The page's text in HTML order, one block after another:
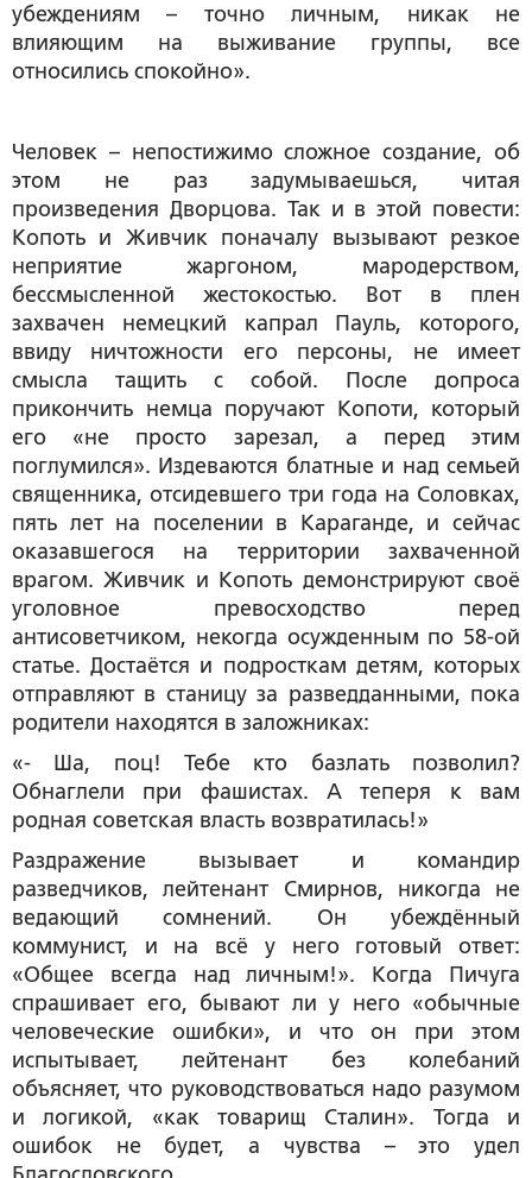
убеждениям – точно личным, никак не
влияющим на выживание группы, все
относились спокойно».
Человек – непостижимо сложное создание, об
этом не раз задумываешься, читая
произведения Дворцова. Так и в этой повести:
Копоть и Живчик поначалу вызывают резкое
неприятие жаргоном, мародерством,
бессмысленной жестокостью. Вот в плен
захвачен немецкий капрал Пауль, которого,
ввиду ничтожности его персоны, не имеет
смысла тащить с собой. После допроса
прикончить немца поручают Копоти, который
его «не просто зарезал, а перед этим
поглумился». Издеваются блатные и над семьей
священника, отсидевшего три года на Соловках,
пять лет на поселении в Караганде, и сейчас
оказавшегося на территории захваченной
врагом. Живчик и Копоть демонстрируют своё
уголовное превосходство перед
антисоветчиком, некогда осужденным по 58-ой
статье. Достаётся и подросткам детям, которых
отправляют в станицу за разведданными, пока
родители находятся в заложниках:
«- Ша, поц! Тебе кто базлать позволил?
Обнаглели при фашистах. А теперя к вам
родная советская власть возвратилась!»
Раздражение вызывает и командир
разведчиков, лейтенант Смирнов, никогда не
ведающий сомнений. Он убеждённый
коммунист, и на всё у него готовый ответ:
«Общее всегда над личным!». Когда Пичуга
спрашивает его, бывают ли у него «обычные
человеческие ошибки», и что он при этом
испытывает, лейтенант без колебаний
объясняет, что руководствоваться надо разумом
и логикой, «как товарищ Сталин». Тогда и
ошибок не будет, а чувства – это удел